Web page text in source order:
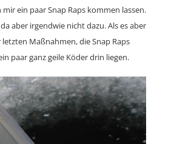
ein paar Snap Raps kommen lassen.
aber irgendwie nicht dazu. Als es aber
Maßnahmen, die Snap Raps
paar ganz geile Köder drin liegen.